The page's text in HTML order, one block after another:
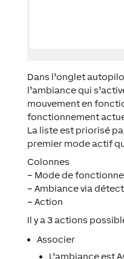
Dans l’onglet
l’ambiance qui
mouvement en
fonctionnement
La liste est priorisé
premier mode actif
Colonnes
– Mode de
– Ambiance via
– Action
Il y a 3 actions
Associer
L’ambiance est